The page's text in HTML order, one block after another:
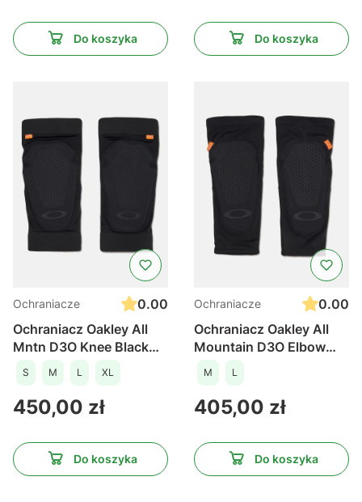
Do koszyka Do koszyka
Ochraniacze
0.00
Ochraniacz Oakley All
Mntn D3O Knee Black
/2025
S M L XL
Cena
450,00 zł
Do koszyka
Ochraniacze
0.00
Ochraniacz Oakley All
Mountain D3O Elbow
Black /2025
M L
Cena
405,00 zł
Do koszyka